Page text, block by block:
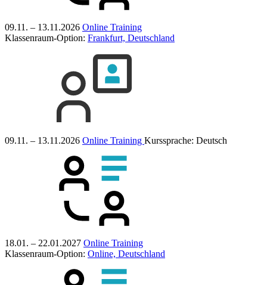
09.11. – 13.11.2026 Online Training
Klassenraum-Option: Frankfurt, Deutschland
09.11. – 13.11.2026 Online Training Kurssprache: Deutsch
18.01. – 22.01.2027 Online Training
Klassenraum-Option: Online, Deutschland